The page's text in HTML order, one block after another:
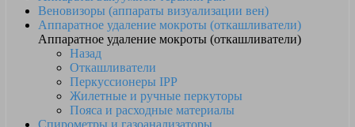
Веновизоры (аппараты визуализации вен)
Аппаратное удаление мокроты (откашливатели)
Аппаратное удаление мокроты (откашливатели)
Назад
Откашливатели
Перкуссионеры IPP
Жилетные и ручные перкуторы
Пояса и расходные материалы
Спирометры и газоанализаторы